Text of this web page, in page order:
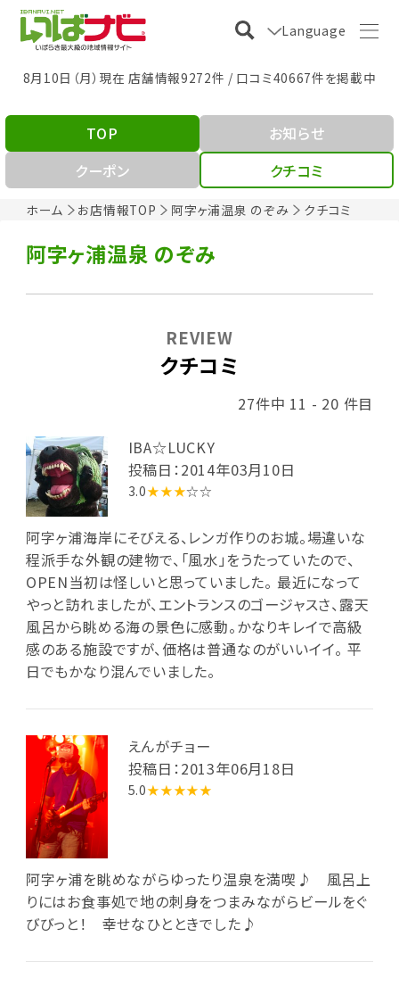
Language
8月10日（月）現在 店舗情報9272件 / 口コミ40667件を掲載中
ホーム お店情報TOP 阿字ヶ浦温泉 のぞみ クチコミ
TOP
お知らせ
クーポン
クチコミ
阿字ヶ浦温泉 のぞみ
クチコミ
REVIEW
27件中 11 - 20 件目
IBA☆LUCKY
投稿日：2014年03月10日
3.0★★★☆☆
阿字ヶ浦海岸にそびえる、レンガ作りのお城。場違いな
程派手な外観の建物で、「風水」をうたっていたので、
OPEN当初は怪しいと思っていました。 最近になって
やっと訪れましたが、エントランスのゴージャスさ、露天
風呂から眺める海の景色に感動。かなりキレイで高級
感のある施設ですが、価格は普通なのがいいイイ。 平
日でもかなり混んでいました。
えんがチョー
投稿日：2013年06月18日
5.0★★★★★
阿字ヶ浦を眺めながらゆったり温泉を満喫♪ 風呂上
りにはお食事処で地の刺身をつまみながらビールをぐ
びびっと！ 幸せなひとときでした♪